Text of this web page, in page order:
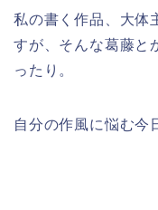
私の書く作品、大体
すが、そんな葛藤と
ったり。
自分の作風に悩む今